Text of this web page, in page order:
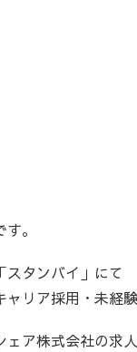
。
スタンバイ」にて
リア採用・未経
ア株式会社の求人